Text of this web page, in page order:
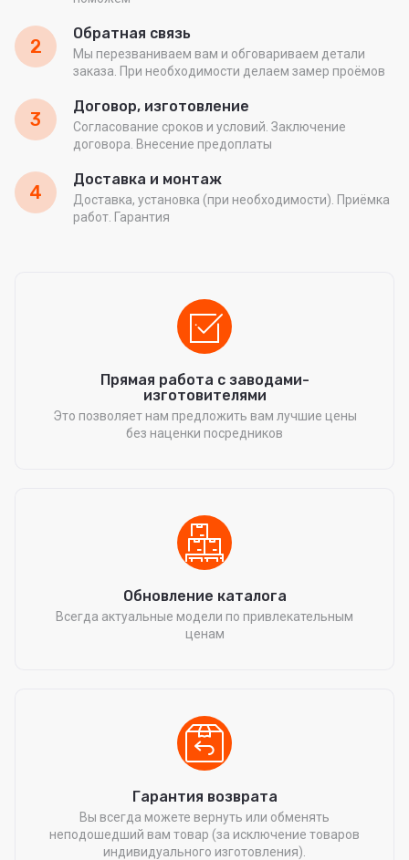
2
Обратная связь
Мы перезваниваем вам и обговариваем детали
заказа. При необходимости делаем замер проёмов
3
Договор, изготовление
Согласование сроков и условий. Заключение
договора. Внесение предоплаты
4
Доставка и монтаж
Доставка, установка (при необходимости). Приёмка
работ. Гарантия
Прямая работа с заводами-
изготовителями
Это позволяет нам предложить вам лучшие цены
без наценки посредников
Обновление каталога
Всегда актуальные модели по привлекательным
ценам
Гарантия возврата
Вы всегда можете вернуть или обменять
неподошедший вам товар (за исключение товаров
индивидуального изготовления).